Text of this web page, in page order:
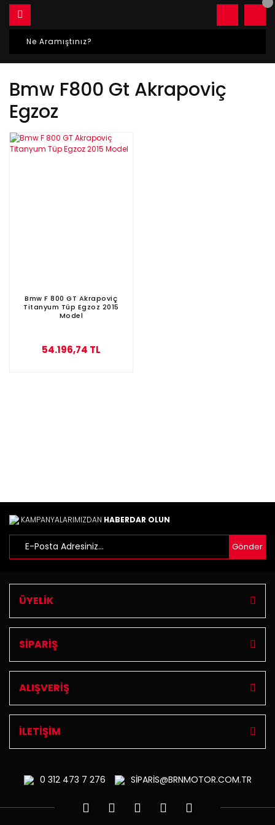
Bmw F800 Gt Akrapoviç
Egzoz
Bmw F 800 GT Akrapoviç
Titanyum Tüp Egzoz 2015
Model
54.196,74 TL
KAMPANYALARIMIZDAN HABERDAR OLUN
Gönder
ÜYELİK
SİPARİŞ
ALIŞVERİŞ
İLETİŞİM
0 312473 7 276 SİPARİS@BRNMOTOR.COM.TR